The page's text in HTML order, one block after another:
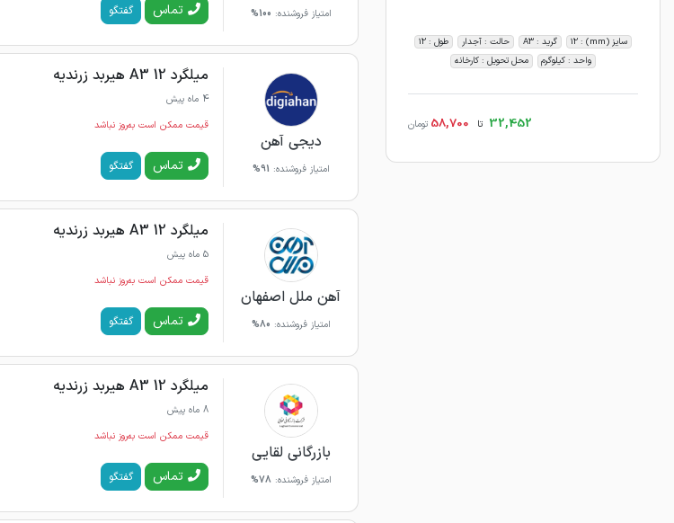
سایز (mm) : 12 گرید : A3 حالت : آجدار
طول : 12
واحد : کیلوگرم
محل تحویل : کارخانه
32,452 تا 58,700 تومان
امتیاز فروشنده: 100% تماس گفتگو
دیجی آهن
امتیاز فروشنده: 91%
میلگرد 12 A3 هیربد زرندیه
4 ماه پیش
قیمت ممکن است به‌روز نباشد
تماس گفتگو
آهن ملل اصفهان
امتیاز فروشنده: 80%
میلگرد 12 A3 هیربد زرندیه
5 ماه پیش
قیمت ممکن است به‌روز نباشد
تماس گفتگو
بازرگانی لقایی
امتیاز فروشنده: 78%
میلگرد 12 A3 هیربد زرندیه
8 ماه پیش
قیمت ممکن است به‌روز نباشد
تماس گفتگو